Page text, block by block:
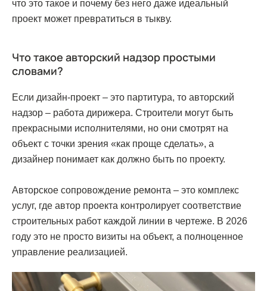
что это такое и почему без него даже идеальный
проект может превратиться в тыкву.
Что такое авторский надзор простыми
словами?
Если дизайн-проект – это партитура, то авторский
надзор – работа дирижера. Строители могут быть
прекрасными исполнителями, но они смотрят на
объект с точки зрения «как проще сделать», а
дизайнер понимает как должно быть по проекту.
Авторское сопровождение ремонта – это комплекс
услуг, где автор проекта контролирует соответствие
строительных работ каждой линии в чертеже. В 2026
году это не просто визиты на объект, а полноценное
управление реализацией.